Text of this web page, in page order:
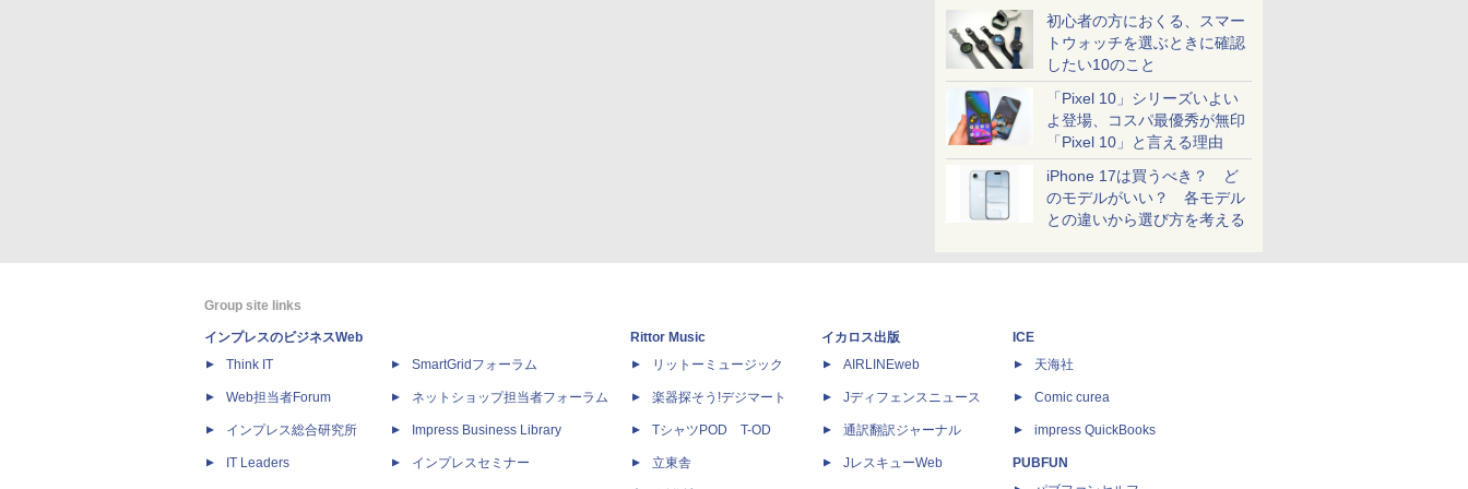
初心者の方におくる、スマー
トウォッチを選ぶときに確認
したい10のこと
「Pixel 10」シリーズいよい
よ登場、コスパ最優秀が無印
「Pixel 10」と言える理由
iPhone 17は買うべき？ ど
のモデルがいい？ 各モデル
との違いから選び方を考える
Group site links
インプレスのビジネスWeb
Think IT
Web担当者Forum
インプレス総合研究所
IT Leaders
SmartGridフォーラム
ネットショップ担当者フォーラム
Impress Business Library
インプレスセミナー
Rittor Music
リットーミュージック
楽器探そう!デジマート
TシャツPOD T-OD
立東舎
イカロス出版
AIRLINEweb
Jディフェンスニュース
通訳翻訳ジャーナル
JレスキューWeb
ICE
天海社
Comic curea
impress QuickBooks
PUBFUN